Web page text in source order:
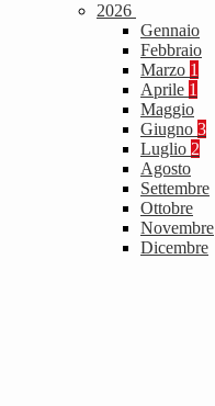
2026
Gennaio
Febbraio
Marzo 1
Aprile 1
Maggio
Giugno 3
Luglio 2
Agosto
Settembre
Ottobre
Novembre
Dicembre